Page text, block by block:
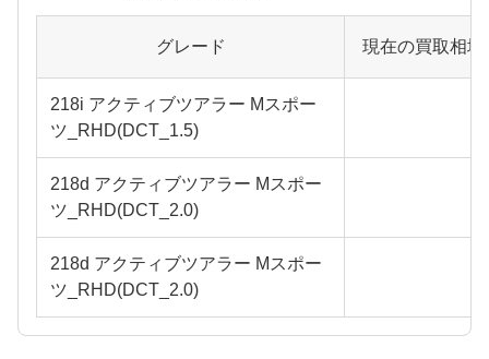
グレード 現在の買取相
218i アクティブツアラー Mスポー
ツ_RHD(DCT_1.5)
218d アクティブツアラー Mスポー
ツ_RHD(DCT_2.0)
218d アクティブツアラー Mスポー
ツ_RHD(DCT_2.0)